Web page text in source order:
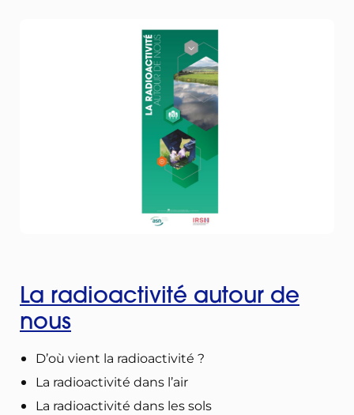
La radioactivité autour de
nous
D’où vient la radioactivité ?
La radioactivité dans l’air
La radioactivité dans les sols